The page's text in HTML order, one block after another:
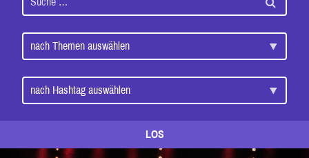
LOS